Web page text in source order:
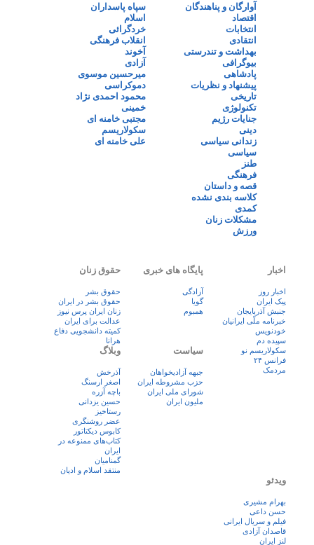
آوارگان و پناهندگان
اقتصاد
انتخابات
انتقادی
بهداشت و تندرستی
بیوگرافی
پادشاهی
پیشنهاد و نظریات
تاریخی
تکنولوژی
جنایات رژیم
دینی
زندانی سیاسی
سیاسی
طنز
فرهنگی
قصه و داستان
کلاسه بندی نشده
کمدی
مشکلات زنان
ورزش
سپاه پاسداران
اسلام
خردگرائی
انقلاب فرهنگی
آخوند
آزادی
میرحسین موسوی
دموکراسی
محمود احمدی نژاد
خمینی
مجتبی خامنه ای
سکولاریسم
علی خامنه ای
اخبار
اخبار روز
پيک ايران
جنبش آذربایجان
خبرنامه ملّی ایرانیان
خودنویس
سپیده دم
سکولاریسم نو
فرانس ۲۴
مردمک
پایگاه های خبری
آزادگی
گویا
همبوم
حقوق زنان
حقوق بشر
حقوق بشر در ایران
زنان ايران پرس نيوز
عدالت برای ایران
کمیته دانشجویی دفاع
هرانا
سیاست
جبهه آزادیخواهان
حزب مشروطه ایران
شورای ملی ایران
ملیون ایران
وبلاگ
آذرخش
اصغر ارسنگ
باچه آزره
حسین یزدانی
رستاخیز
عضر روشنگری
کابوس دیکتاتور
کتاب‌های ممنوعه در
ایران
گمنامیان
منتقد اسلام و ادیان
ویدئو
بهرام مشیری
حسن داعی
فيلم و سريال ايرانی
قاصدان آزادی
لنز ایران